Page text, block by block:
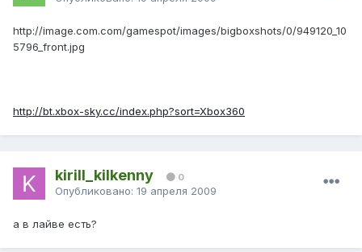
http://image.com.com/gamespot/images/bigboxshots/0/949120_10
5796_front.jpg
http://bt.xbox-sky.cc/index.php?sort=Xbox360
kirill_kilkenny 0
Опубликовано: 19 апреля 2009
а в лайве есть?